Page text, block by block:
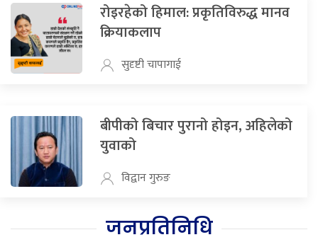
रोइरहेको हिमाल: प्रकृतिविरुद्ध मानव
क्रियाकलाप
सुदृष्टी चापागाई
बीपीको बिचार पुरानो होइन, अहिलेको
युवाको
विद्वान गुरुङ
जनप्रतिनिधि